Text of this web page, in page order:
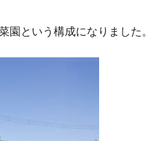
園という構成になりました。